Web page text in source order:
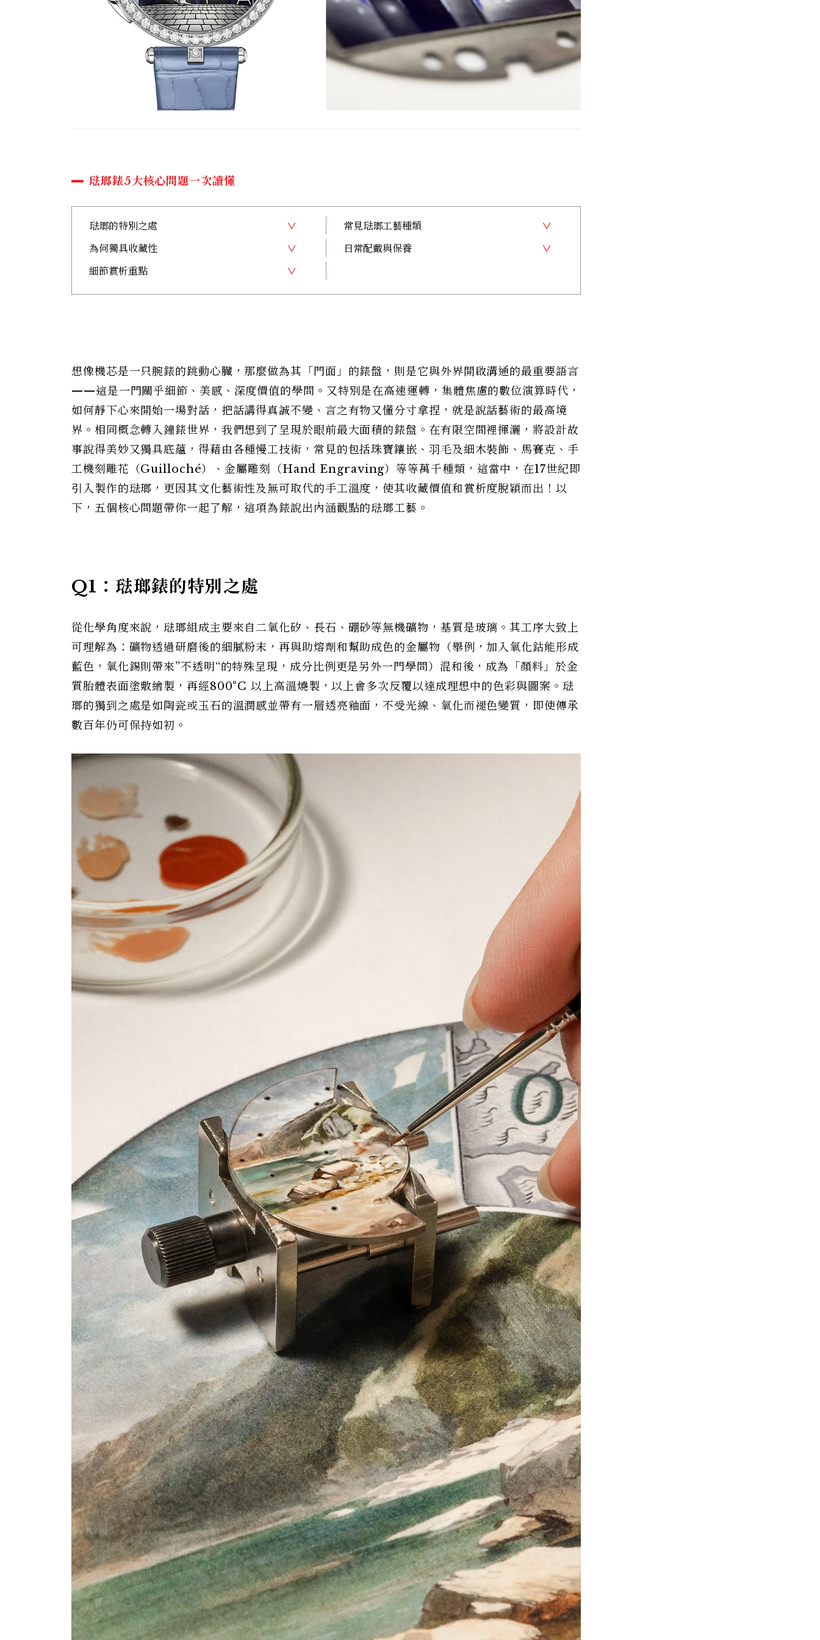
琺瑯錶5大核心問題一次讀懂
琺瑯的特別之處
常見琺瑯工藝種類
為何獨具收藏性
日常配戴與保養
細節賞析重點
想像機芯是一只腕錶的跳動心臟，那麼做為其「門面」的錶盤，則是它與外界開啟溝通的最重要語言
——這是一門關乎細節、美感、深度價值的學問。又特別是在高速運轉，集體焦慮的數位演算時代，
如何靜下心來開始一場對話，把話講得真誠不變、言之有物又懂分寸拿捏，就是說話藝術的最高境
界。相同概念轉入鐘錶世界，我們想到了呈現於眼前最大面積的錶盤。在有限空間裡揮灑，將設計故
事說得美妙又獨具底蘊，得藉由各種慢工技術，常見的包括珠寶鑲嵌、羽毛及細木裝飾、馬賽克、手
工機刻雕花（Guilloché）、金屬雕刻（Hand Engraving）等等萬千種類，這當中，在17世紀即
引入製作的琺瑯，更因其文化藝術性及無可取代的手工溫度，使其收藏價值和賞析度脫穎而出！以
下，五個核心問題帶你一起了解，這項為錶說出內涵觀點的琺瑯工藝。
Q1：琺瑯錶的特別之處
從化學角度來說，琺瑯組成主要來自二氧化矽、長石、硼砂等無機礦物，基質是玻璃。其工序大致上
可理解為：礦物透過研磨後的細膩粉末，再與助熔劑和幫助成色的金屬物（舉例，加入氧化鈷能形成
藍色，氧化錫則帶來”不透明“的特殊呈現，成分比例更是另外一門學問）混和後，成為「顏料」於金
質胎體表面塗敷繪製，再經800°C 以上高溫燒製，以上會多次反覆以達成理想中的色彩與圖案。琺
瑯的獨到之處是如陶瓷或玉石的溫潤感並帶有一層透亮釉面，不受光線、氧化而褪色變質，即使傳承
數百年仍可保持如初。